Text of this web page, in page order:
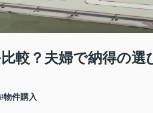
較？夫婦で納得の選
#物件購入